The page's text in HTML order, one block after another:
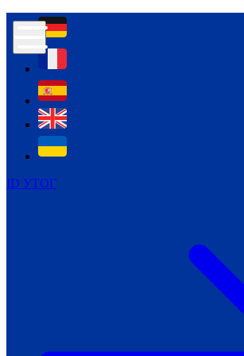
ID УТОГ
Контур психологічної безпеки
челендж
Молодіжний
мова для мене
Репортажі
інклюзивних